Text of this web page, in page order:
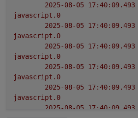
javascript.0
javascript.0
javascript.0
javascript.0
javascript.0